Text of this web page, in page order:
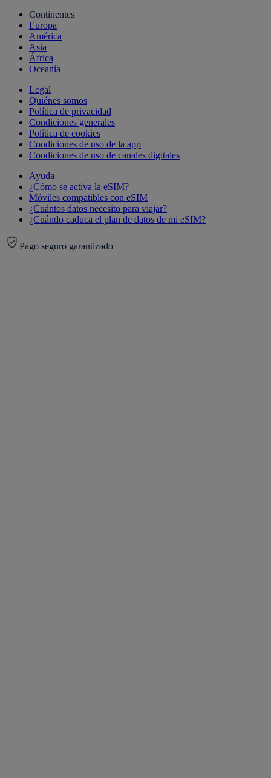
Continentes
Europa
América
Asia
África
Oceanía
Legal
Quiénes somos
Política de privacidad
Condiciones generales
Política de cookies
Condiciones de uso de la app
Condiciones de uso de canales digitales
Ayuda
¿Cómo se activa la eSIM?
Móviles compatibles con eSIM
¿Cuántos datos necesito para viajar?
¿Cuándo caduca el plan de datos de mi eSIM?
Pago seguro garantizado